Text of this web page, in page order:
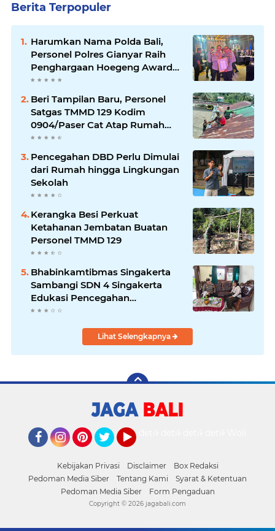
Berita Terpopuler
Harumkan Nama Polda Bali,
Personel Polres Gianyar Raih
Penghargaan Hoegeng Awards
2026
Beri Tampilan Baru, Personel
Satgas TMMD 129 Kodim
0904/Paser Cat Atap Rumah
Marbot
Pencegahan DBD Perlu Dimulai
dari Rumah hingga Lingkungan
Sekolah
Kerangka Besi Perkuat
Ketahanan Jembatan Buatan
Personel TMMD 129
Bhabinkamtibmas Singakerta
Sambangi SDN 4 Singakerta
Edukasi Pencegahan
Penculikan Anak
Lihat Selengkapnya
Kebijakan Privasi Disclaimer
Box Redaksi
Pedoman Media Siber
Tentang Kami
Syarat & Ketentuan
Pedoman Media Siber
Form Pengaduan
Copyright © 2026 jagabali.com